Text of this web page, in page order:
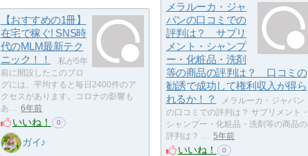
メラルーカ・ジャ
パンの口コミでの
評判は？ サプリ
メント・シャンプ
ー・化粧品・洗剤
等の商品の評判は？ 口コミの
勧誘で成功して権利収入が得ら
れるか！？
メラルーカ・ジャパン
の口コミでの評判は？ サプリメント・
シャンプー・化粧品・洗剤等の商品の
評判は？ …
5年前
いいね！ 0
【おすすめの1冊】
在宅で稼ぐ! SNS時
代のMLM最新テク
ニック！！
.私が5年
前に開設したこのブロ
グには、平均すると毎日2400件のア
クセスがあります。コロナの影響も
あ…
6年前
いいね！ 0
ガイ♪